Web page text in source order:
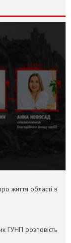
життя області в
ГУНП розповість